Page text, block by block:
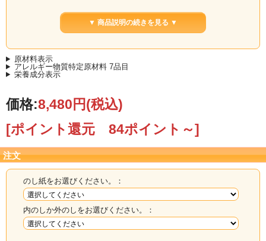
▼ 商品説明の続きを見る ▼
原材料表示
アレルギー物質特定原材料 7品目
栄養成分表示
価格:8,480円(税込)
[ポイント還元 84ポイント～]
注文
のし紙をお選びください。：
内のしか外のしをお選びください。：